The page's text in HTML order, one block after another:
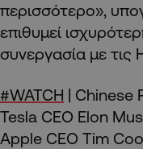
περισσότερο»,
επιθυμεί
συνεργασία με τις
#WATCH | Chinese
Tesla CEO Elon
Apple CEO Tim